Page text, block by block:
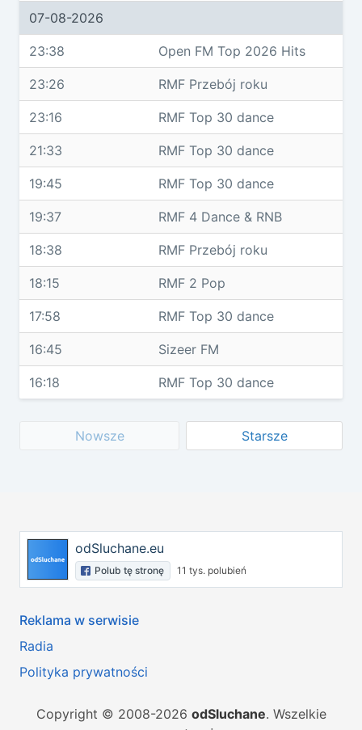
07-08-2026
23:38 Open FM Top 2026 Hits
23:26 RMF Przebój roku
23:16 RMF Top 30 dance
21:33 RMF Top 30 dance
19:45 RMF Top 30 dance
19:37 RMF 4 Dance & RNB
18:38 RMF Przebój roku
18:15 RMF 2 Pop
17:58 RMF Top 30 dance
16:45 Sizeer FM
16:18 RMF Top 30 dance
Nowsze Starsze
odSluchane.eu
Polub tę stronę 11 tys. polubień
Reklama w serwisie
Radia
Polityka prywatności
Copyright © 2008-2026 odSluchane. Wszelkie